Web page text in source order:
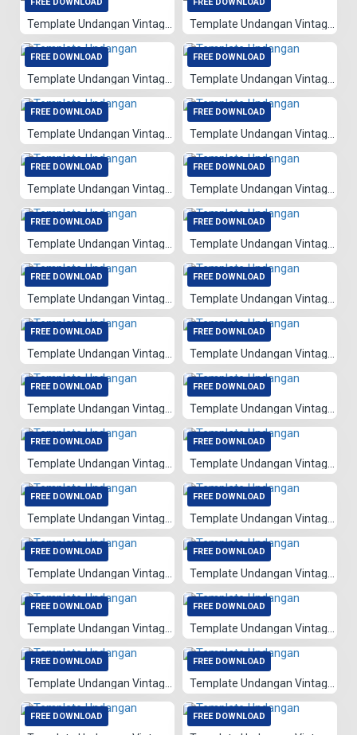
FREE DOWNLOAD FREE DOWNLOAD
FREE DOWNLOAD FREE DOWNLOAD
FREE DOWNLOAD FREE DOWNLOAD
FREE DOWNLOAD FREE DOWNLOAD
FREE DOWNLOAD FREE DOWNLOAD
FREE DOWNLOAD FREE DOWNLOAD
FREE DOWNLOAD FREE DOWNLOAD
FREE DOWNLOAD FREE DOWNLOAD
FREE DOWNLOAD FREE DOWNLOAD
FREE DOWNLOAD FREE DOWNLOAD
FREE DOWNLOAD FREE DOWNLOAD
FREE DOWNLOAD FREE DOWNLOAD
FREE DOWNLOAD FREE DOWNLOAD